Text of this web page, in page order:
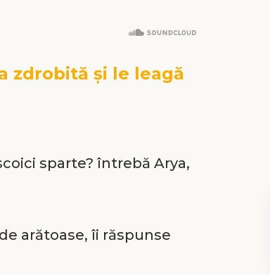
zdrobită şi le leagă
sparte? întrebă Arya,
arătoase, îi răspunse